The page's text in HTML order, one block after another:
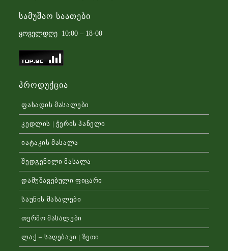
Სამუშაო Საათები
ყოველდღე 10:00 – 18-00
Პროდუქცია
ფასადის მასალები
კედლის | ჭერის პანელი
იატაკის მასალა
შედგენილი მასალა
დამუშავებული ფიცარი
საუნის მასალები
თერმო მასალები
ლაქ – საღებავი | ზეთი